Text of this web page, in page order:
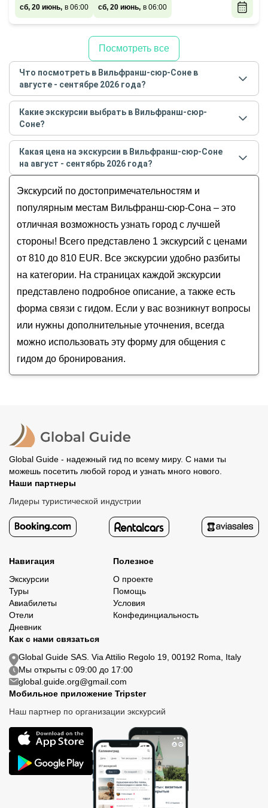
сб, 20 июнь, в 06:00 сб, 20 июнь, в 06:00
Посмотреть все
Что посмотреть в Вильфранш-сюр-Соне в
августе - сентябре 2026 года?
Самые популярные местав Вильфранш-сюр-Соне
в августе - сентябре 2026 года:
Обзорные
История и архитектура
Музеи и искусство
Гастрономические
Для детей
Какие экскурсии выбрать в Вильфранш-сюр-
Соне?
Самые популярные экскурсиив Вильфранш-сюр-
Сонев августе - сентябре 2026года:
Божоле, страна «Золотых Камней»
Какая цена на экскурсии в Вильфранш-сюр-Соне
на август - сентябрь 2026 года?
август - сентябрь 2026года от 810до 810
Экскурсий по достопримечательностям и
популярным местам Вильфранш-сюр-Сона – это
отличная возможность узнать город с лучшей
стороны! Всего представлено 1 экскурсий с ценами
от 810 до 810 EUR. Все экскурсии удобно разбиты
на категории. На страницах каждой экскурсии
представлено подробное описание, а также есть
форма связи с гидом. Если у вас возникнут вопросы
или нужны дополнительные уточнения, всегда
можно использовать эту форму для общения с
гидом до бронирования.
Global Guide - надежный гид по всему миру. С нами ты
можешь посетить любой город и узнать много нового.
Наши партнеры
Лидеры туристической индустрии
Навигация
Экскурсии
Туры
Авиабилеты
Отели
Дневник
Полезное
О проекте
Помощь
Условия
Конфединциальность
Как с нами связаться
Global Guide SAS. Via Attilio Regolo 19, 00192 Roma, Italy
Мы открыты с 09:00 до 17:00
global.guide.org@gmail.com
Мобильное приложение Tripster
Наш партнер по организации экскурсий